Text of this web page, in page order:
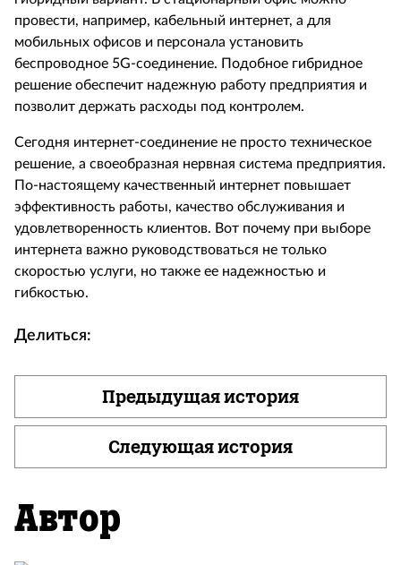
провести, например, кабельный интернет, а для
мобильных офисов и персонала установить
беспроводное 5G-соединение. Подобное гибридное
решение обеспечит надежную работу предприятия и
позволит держать расходы под контролем.
Сегодня интернет-соединение не просто техническое
решение, а своеобразная нервная система предприятия.
По-настоящему качественный интернет повышает
эффективность работы, качество обслуживания и
удовлетворенность клиентов. Вот почему при выборе
интернета важно руководствоваться не только
скоростью услуги, но также ее надежностью и
гибкостью.
Делиться:
Предыдущая история
Следующая история
Автор